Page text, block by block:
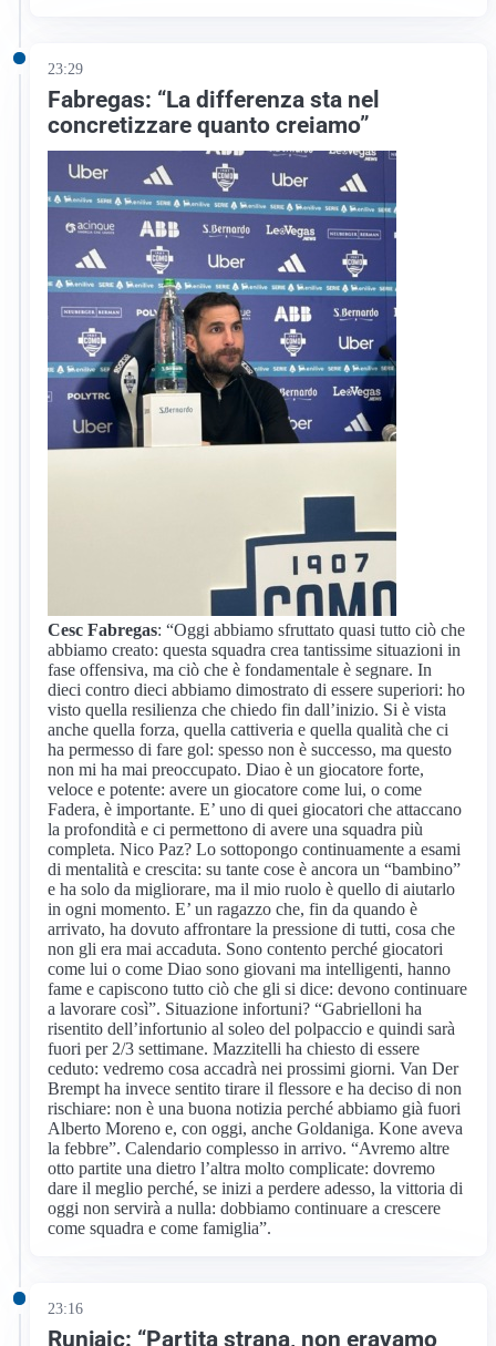
23:29
Fabregas: “La differenza sta nel
concretizzare quanto creiamo”
Cesc Fabregas: “Oggi abbiamo sfruttato quasi tutto ciò che
abbiamo creato: questa squadra crea tantissime situazioni in
fase offensiva, ma ciò che è fondamentale è segnare. In
dieci contro dieci abbiamo dimostrato di essere superiori: ho
visto quella resilienza che chiedo fin dall’inizio. Si è vista
anche quella forza, quella cattiveria e quella qualità che ci
ha permesso di fare gol: spesso non è successo, ma questo
non mi ha mai preoccupato. Diao è un giocatore forte,
veloce e potente: avere un giocatore come lui, o come
Fadera, è importante. E’ uno di quei giocatori che attaccano
la profondità e ci permettono di avere una squadra più
completa. Nico Paz? Lo sottopongo continuamente a esami
di mentalità e crescita: su tante cose è ancora un “bambino”
e ha solo da migliorare, ma il mio ruolo è quello di aiutarlo
in ogni momento. E’ un ragazzo che, fin da quando è
arrivato, ha dovuto affrontare la pressione di tutti, cosa che
non gli era mai accaduta. Sono contento perché giocatori
come lui o come Diao sono giovani ma intelligenti, hanno
fame e capiscono tutto ciò che gli si dice: devono continuare
a lavorare così”. Situazione infortuni? “Gabrielloni ha
risentito dell’infortunio al soleo del polpaccio e quindi sarà
fuori per 2/3 settimane. Mazzitelli ha chiesto di essere
ceduto: vedremo cosa accadrà nei prossimi giorni. Van Der
Brempt ha invece sentito tirare il flessore e ha deciso di non
rischiare: non è una buona notizia perché abbiamo già fuori
Alberto Moreno e, con oggi, anche Goldaniga. Kone aveva
la febbre”. Calendario complesso in arrivo. “Avremo altre
otto partite una dietro l’altra molto complicate: dovremo
dare il meglio perché, se inizi a perdere adesso, la vittoria di
oggi non servirà a nulla: dobbiamo continuare a crescere
come squadra e come famiglia”.
23:16
Runjaic: “Partita strana, non eravamo